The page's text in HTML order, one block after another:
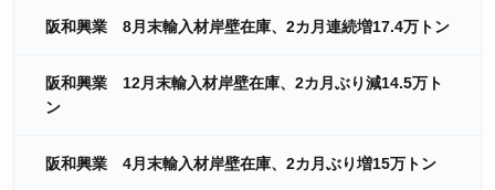
阪和興業 8月末輸入材岸壁在庫、2カ月連続増17.4万トン
阪和興業 12月末輸入材岸壁在庫、2カ月ぶり減14.5万ト
ン
阪和興業 4月末輸入材岸壁在庫、2カ月ぶり増15万トン